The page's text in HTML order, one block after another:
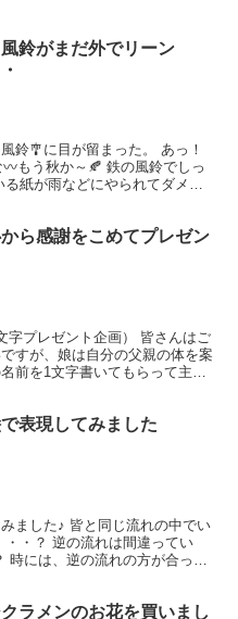
鈴がまだ外でリーン
鈴🎐に目が留まった。 あっ！
もう秋か～🍂 鉄の風鈴でしっ
紙が雨などにやられてダメに
ら感謝をこめてプレゼン
字プレゼント企画） 皆さんはご
すが、娘は自分の父親の体を案
前を1文字書いてもらって主人
表現してみました
ました♪ 皆と同じ流れの中でい
・？ 逆の流れは間違ってい
時には、逆の流れの方が合って
ラメンのお花を買いまし